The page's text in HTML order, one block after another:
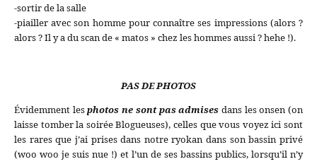
-sortir de la salle
-piailler avec son homme pour connaître ses impressions (alors ?
alors ? Il y a du scan de « matos » chez les hommes aussi ? hehe !).
PAS DE PHOTOS
Évidemment lesphotos ne sont pas admises dans les onsen (on
laisse tomber la soirée Blogueuses), celles que vous voyez ici sont
les rares que j’ai prises dans notre ryokan dans son bassin privé
(woo woo je suis nue !) et l’un de ses bassins publics, lorsqu’il n’y